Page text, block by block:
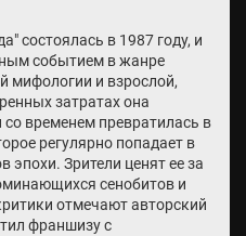
состоялась в 1987 году, и
событием в жанре
мифологии и взрослой,
затратах она
временем превратилась в
регулярно попадает в
Зрители ценят ее за
сенобитов и
отмечают авторский
франшизу с